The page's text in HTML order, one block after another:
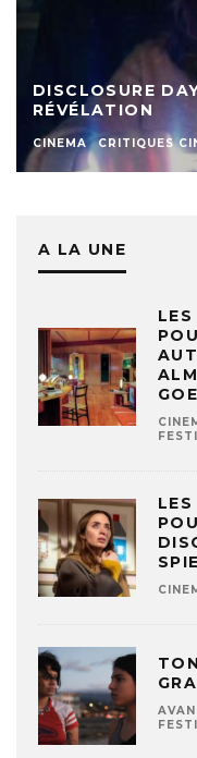
DISCLOSURE
RÉVÉLATION
CINEMA CRITIQUES
A LA UNE